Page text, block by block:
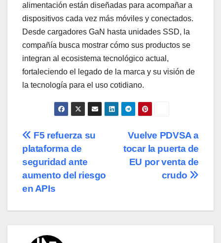
alimentación están diseñadas para acompañar a
dispositivos cada vez más móviles y conectados.
Desde cargadores GaN hasta unidades SSD, la
compañía busca mostrar cómo sus productos se
integran al ecosistema tecnológico actual,
fortaleciendo el legado de la marca y su visión de
la tecnología para el uso cotidiano.
Navegación
de
entradas
Vuelve PDVSA a
tocar la puerta de
EU por venta de
crudo
F5 refuerza su
plataforma de
seguridad ante
aumento del riesgo
en APIs